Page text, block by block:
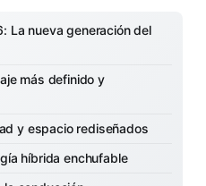
La nueva generación del
más definido y
y espacio rediseñados
híbrida enchufable